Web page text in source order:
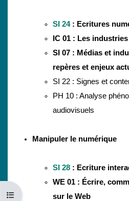
Ouvrir l’index du cours
SI 24: Ecritures
IC 01 : Les
SI 07 : Médias et
repères et enjeux
SI 22 : Signes et
PH 10 : Analyse
audiovisuels
Manipuler le numérique
SI 28 : Ecriture
WE 01 : Écrire,
sur le Web